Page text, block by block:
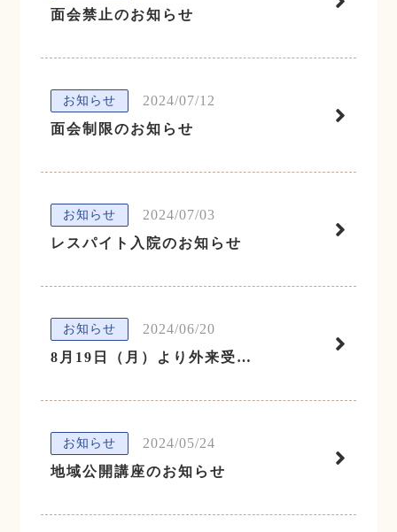
面会禁止のお知らせ
お知らせ
2024/07/12
面会制限のお知らせ
お知らせ
2024/07/03
レスパイト入院のお知らせ
お知らせ
2024/06/20
8月19日（月）より外来受付時間が変更となります。
お知らせ
2024/05/24
地域公開講座のお知らせ